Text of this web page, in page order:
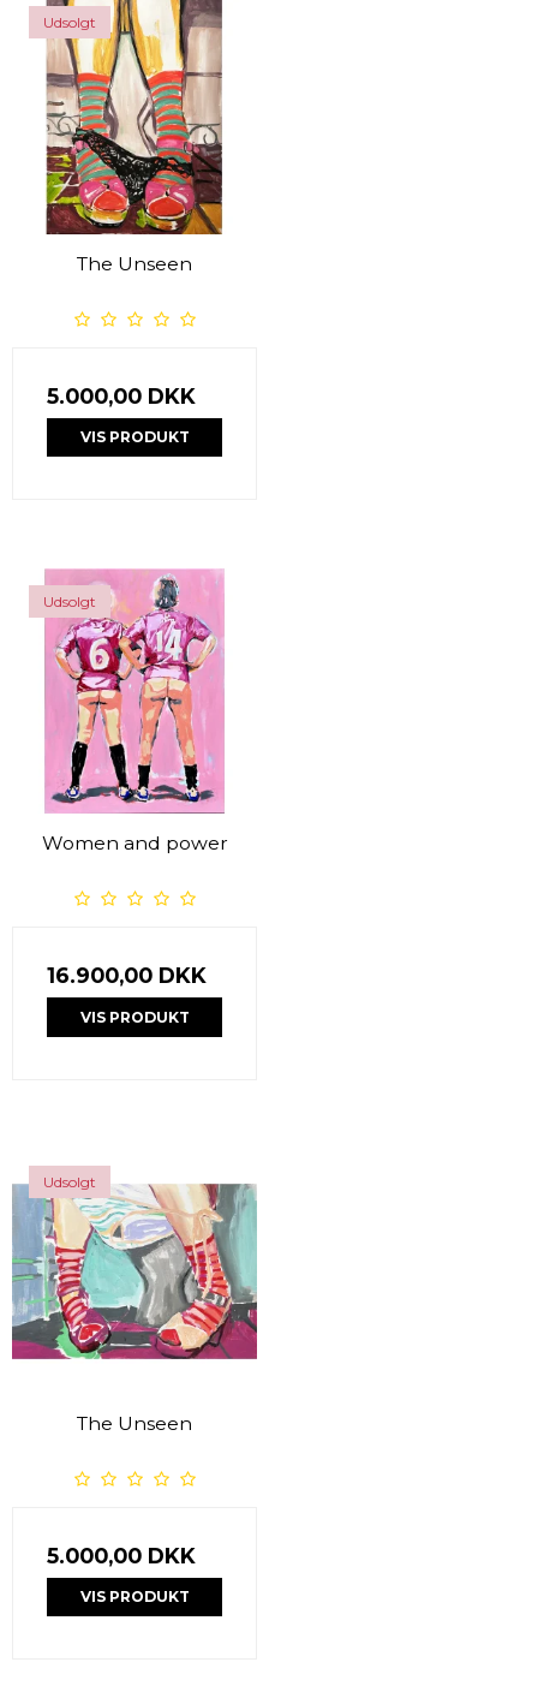
Udsolgt
The Unseen
5.000,00 DKK
VIS PRODUKT
Udsolgt
Women and power
16.900,00 DKK
VIS PRODUKT
Udsolgt
The Unseen
5.000,00 DKK
VIS PRODUKT